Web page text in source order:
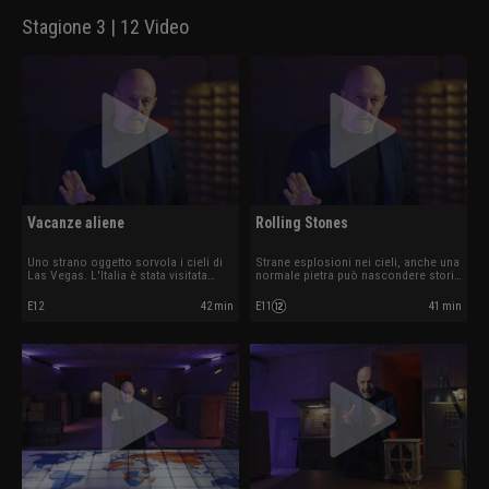
Stagione 3 | 12 Video
Vacanze aliene
Uno strano oggetto sorvola i cieli di
Las Vegas. L'Italia è stata visitata
E12 42 min
Rolling Stones
Strane esplosioni nei cieli, anche una
normale pietra può nascondere storie
E11 41 min